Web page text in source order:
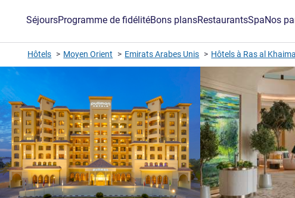
SéjoursProgramme de fidélitéBons plansRestaurantsSpaNos
Hôtels Moyen Orient Emirats Arabes Unis Hôtels à Ras al